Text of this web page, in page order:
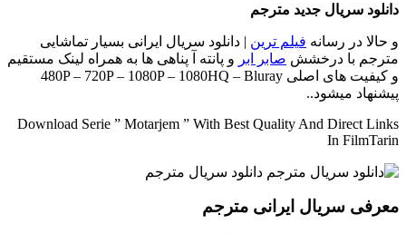
دانلود سریال جدید مترجم
و حالا در رسانه فیلم ترین | دانلود سریال ایرانی بسیار تماشایی
مترجم با درخشش صابر ابر و پانته آ پناهی ها به همراه لینک مستقیم
و کیفیت های اصلی 480P – 720P – 1080P – 1080HQ – Bluray
پیشنهاد میشود..
Download Serie ” Motarjem ” With Best Quality And Direct Links
In FilmTarin
معرفی سریال ایرانی مترجم